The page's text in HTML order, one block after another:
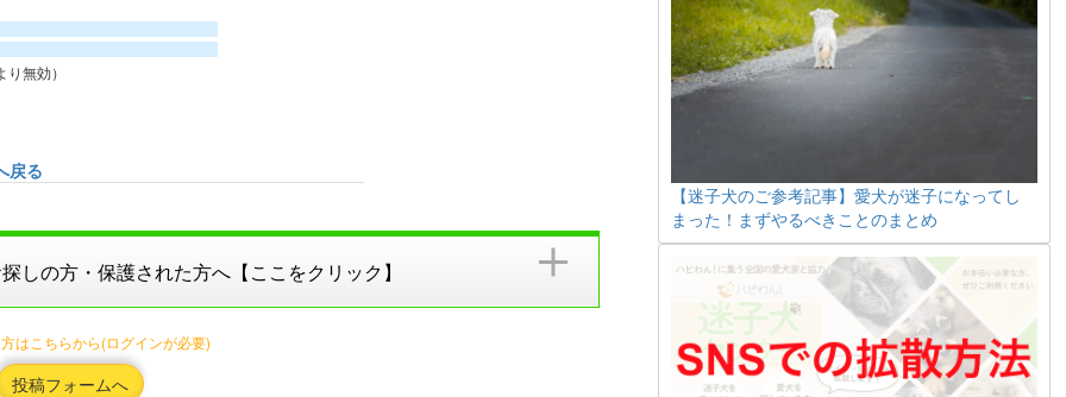
無効）
戻る
しの方・保護された方へ【ここをクリック】
はこちらから(ログインが必要)
投稿フォームへ
【迷子犬のご参考記事】愛犬が迷子になってし
まった！まずやるべきことのまとめ